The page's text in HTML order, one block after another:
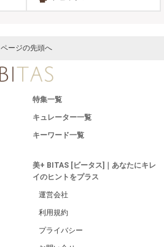
ページの先頭へ
特集一覧
キュレーター一覧
キーワード一覧
美+ BITAS [ビータス]｜あなたにキレ
イのヒントをプラス
運営会社
利用規約
プライバシー